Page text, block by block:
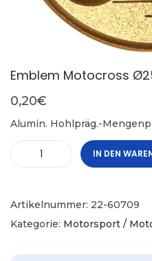
Emblem Motocross
0,20€
Alumin. Hohlpräg.-
IN DEN
Artikelnummer: 22-60709
Kategorie: Motorsport /